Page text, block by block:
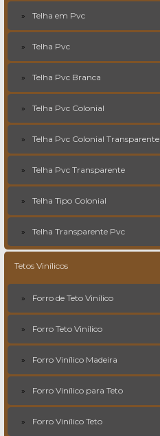
Telha em Pvc
Telha Pvc
Telha Pvc Branca
Telha Pvc Colonial
Telha Pvc Colonial Transparente
Telha Pvc Transparente
Telha Tipo Colonial
Telha Transparente Pvc
Tetos Vinílicos
Forro de Teto Vinílico
Forro Teto Vinílico
Forro Vinílico Madeira
Forro Vinílico para Teto
Forro Vinílico Teto